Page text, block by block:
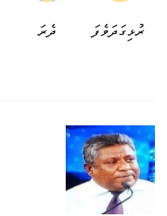
ރުޅިގަދަވެފަ ދެރަ